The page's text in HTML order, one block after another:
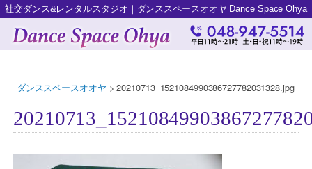
社交ダンス&レンタルスタジオ｜ダンススペースオオヤ Dance Space Ohya
ダンススペースオオヤ >20210713_1521084990386727782031328.jpg